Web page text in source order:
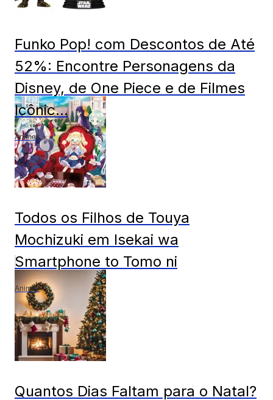
Funko Pop! com Descontos de Até
52%: Encontre Personagens da
Disney, de One Piece e de Filmes
Icônic...
Animes
Todos os Filhos de Touya
Mochizuki em Isekai wa
Smartphone to Tomo ni
Animes
Quantos Dias Faltam para o Natal?